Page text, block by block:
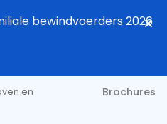
bewindvoerders 2026
en
Brochures